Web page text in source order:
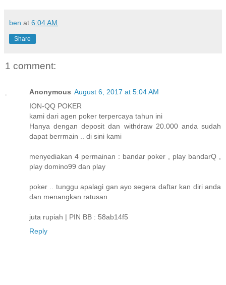
ben at 6:04 AM
Share
1 comment:
Anonymous August 6, 2017 at 5:04 AM
ION-QQ POKER
kami dari agen poker terpercaya tahun ini
Hanya dengan deposit dan withdraw 20.000 anda sudah
dapat berrmain .. di sini kami
menyediakan 4 permainan : bandar poker , play bandarQ ,
play domino99 dan play
poker .. tunggu apalagi gan ayo segera daftar kan diri anda
dan menangkan ratusan
juta rupiah | PIN BB : 58ab14f5
Reply